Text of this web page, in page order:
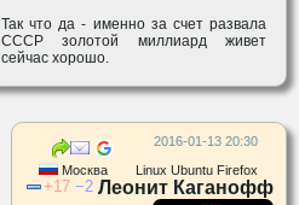
Так что да - именно за счет развала
СССР золотой миллиард живет
сейчас хорошо.
2016-01-13 20:30
Linux Ubuntu Firefox
Москва
17 2 Леонит Каганофф